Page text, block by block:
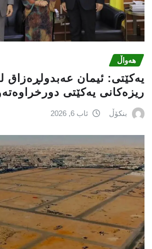
هەواڵ
یه‌كێتی: ئیمان عه‌بدولڕه‌زاق
ریزه‌كانی یه‌كێتی
بنکۆڵ ئاب 6, 2026